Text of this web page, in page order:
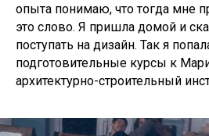
опыта понимаю, что тогда мне
это слово. Я пришла домой и
поступать на дизайн. Так я
подготовительные курсы к
архитектурно-строительный